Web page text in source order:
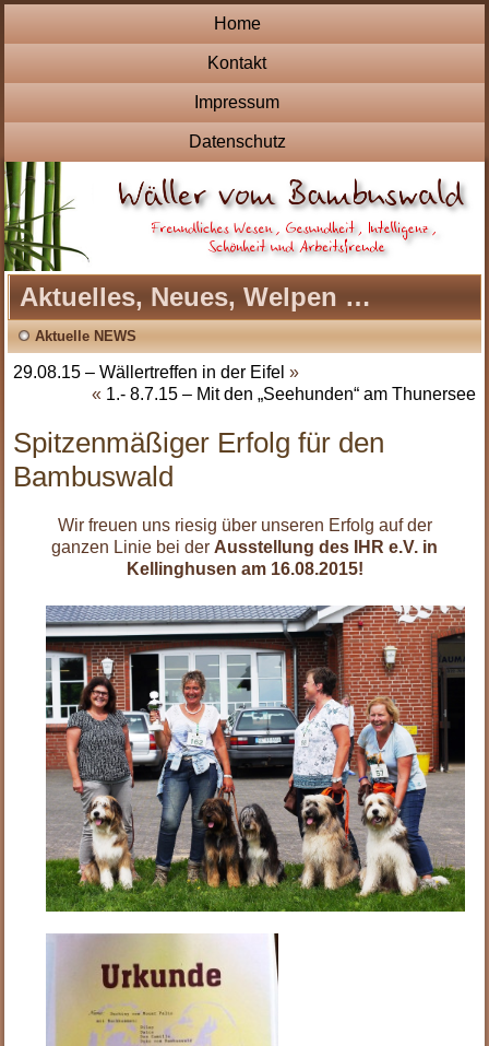
Home
Kontakt
Impressum
Datenschutz
Aktuelles, Neues, Welpen …
Aktuelle NEWS
29.08.15 – Wällertreffen in der Eifel »
« 1.- 8.7.15 – Mit den „Seehunden“ am Thunersee
Spitzenmäßiger Erfolg für den
Bambuswald
Wir freuen uns riesig über unseren Erfolg auf der
ganzen Linie bei der Ausstellung des IHR e.V. in
Kellinghusen am 16.08.2015!